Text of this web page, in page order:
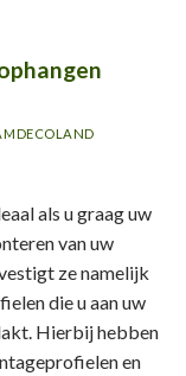
als u graag uw
van uw
ze namelijk
die u aan uw
Hierbij hebben
en